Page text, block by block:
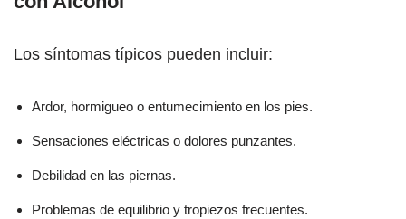
Los síntomas típicos pueden incluir:
Ardor, hormigueo o entumecimiento en los pies.
Sensaciones eléctricas o dolores punzantes.
Debilidad en las piernas.
Problemas de equilibrio y tropiezos frecuentes.